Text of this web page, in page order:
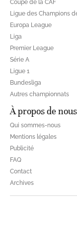
Coupe de la CAF
Ligue des Champions
Europa League
Liga
Premier League
Série A
Ligue 1
Bundesliga
Autres championnats
À propos de nous
Qui sommes-nous
Mentions légales
Publicité
FAQ
Contact
Archives